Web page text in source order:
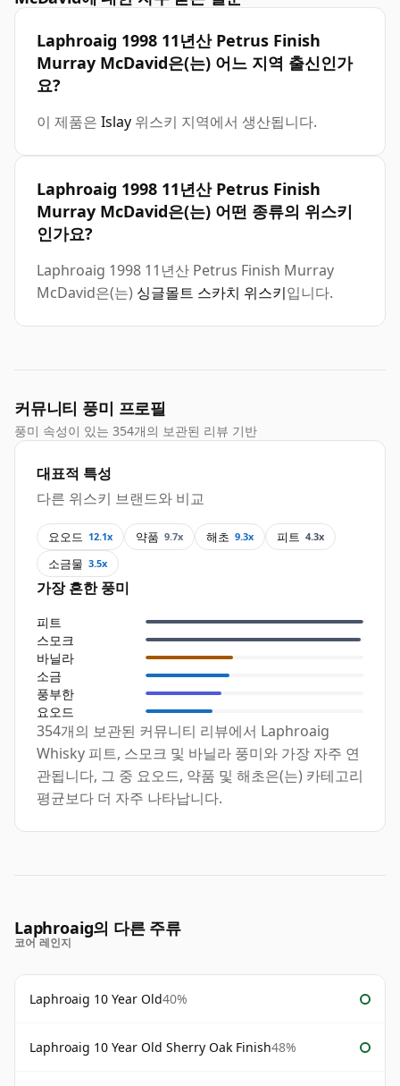
Laphroaig 1998 11년산 Petrus Finish
Murray McDavid은(는) 어느 지역 출신인가
요?
이 제품은 Islay 위스키 지역에서 생산됩니다.
Laphroaig 1998 11년산 Petrus Finish
Murray McDavid은(는) 어떤 종류의 위스키
인가요?
Laphroaig 1998 11년산 Petrus Finish Murray
McDavid은(는) 싱글몰트 스카치 위스키입니다.
커뮤니티 풍미 프로필
풍미 속성이 있는 354개의 보관된 리뷰 기반
대표적 특성
다른 위스키 브랜드와 비교
요오드 12.1x 약품 9.7x 해초 9.3x 피트 4.3x
소금물 3.5x
가장 흔한 풍미
피트
스모크
바닐라
소금
풍부한
요오드
354개의 보관된 커뮤니티 리뷰에서 Laphroaig
Whisky 피트, 스모크 및 바닐라 풍미와 가장 자주 연
관됩니다, 그 중 요오드, 약품 및 해초은(는) 카테고리
평균보다 더 자주 나타납니다.
Laphroaig의 다른 주류
코어 레인지
Laphroaig 10 Year Old40%
Laphroaig 10 Year Old Sherry Oak Finish48%